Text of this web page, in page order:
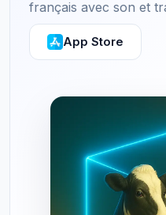
français avec son et
App Store